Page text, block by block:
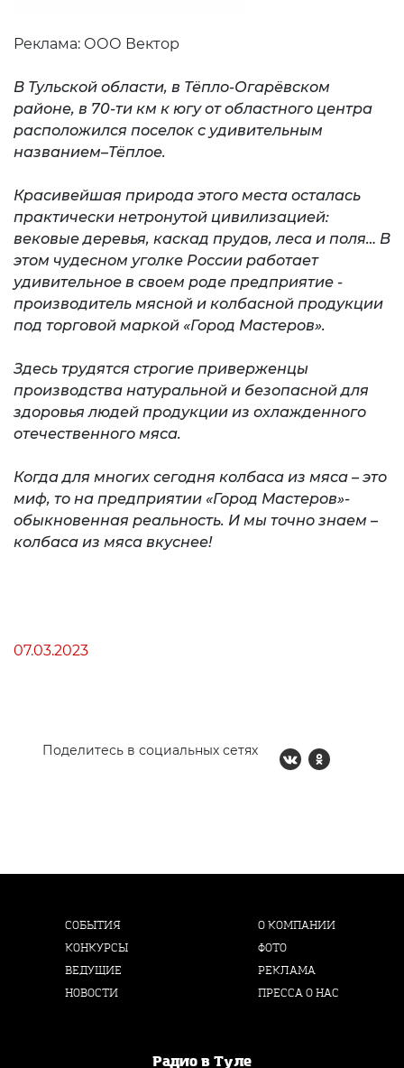
Реклама: ООО Вектор
В Тульской области, в Тёпло-Огарёвском
районе, в 70-ти км к югу от областного центра
расположился поселок с удивительным
названием–Тёплое.
Красивейшая природа этого места осталась
практически нетронутой цивилизацией:
вековые деревья, каскад прудов, леса и поля… В
этом чудесном уголке России работает
удивительное в своем роде предприятие -
производитель мясной и колбасной продукции
под торговой маркой «Город Мастеров».
Здесь трудятся строгие приверженцы
производства натуральной и безопасной для
здоровья людей продукции из охлажденного
отечественного мяса.
Когда для многих сегодня колбаса из мяса – это
миф, то на предприятии «Город Мастеров»-
обыкновенная реальность. И мы точно знаем –
колбаса из мяса вкуснее!
07.03.2023
Поделитесь в социальных сетях
СОБЫТИЯ
КОНКУРСЫ
ВЕДУЩИЕ
НОВОСТИ
О КОМПАНИИ
ФОТО
РЕКЛАМА
ПРЕССА О НАС
Радио в Туле